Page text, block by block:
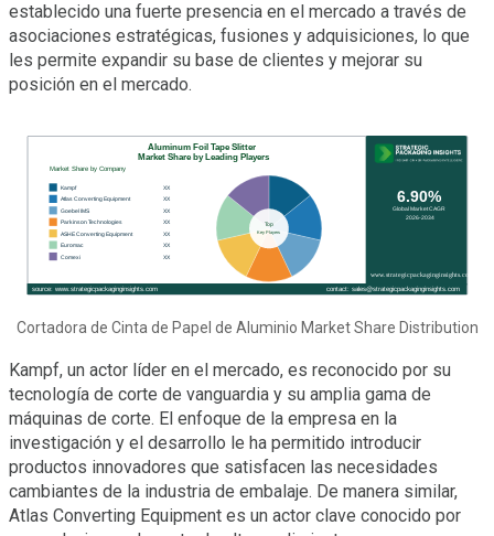
establecido una fuerte presencia en el mercado a través de
asociaciones estratégicas, fusiones y adquisiciones, lo que
les permite expandir su base de clientes y mejorar su
posición en el mercado.
Cortadora de Cinta de Papel de Aluminio Market Share Distribution
Kampf, un actor líder en el mercado, es reconocido por su
tecnología de corte de vanguardia y su amplia gama de
máquinas de corte. El enfoque de la empresa en la
investigación y el desarrollo le ha permitido introducir
productos innovadores que satisfacen las necesidades
cambiantes de la industria de embalaje. De manera similar,
Atlas Converting Equipment es un actor clave conocido por